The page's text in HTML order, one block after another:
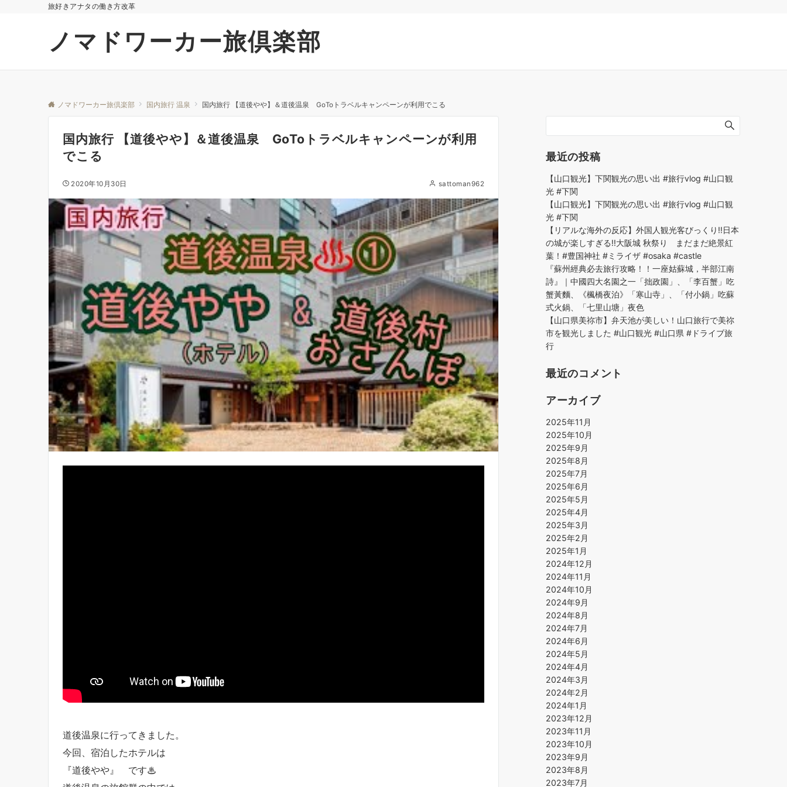
旅好きアナタの働き方改革
ノマドワーカー旅倶楽部
ノマドワーカー旅倶楽部 国内旅行 温泉 国内旅行 【道後やや】＆道後温泉 GoToトラベルキャンペーンが利用でこる
国内旅行 【道後やや】＆道後温泉 GoToトラベルキャンペーンが利用
でこる
2020年10月30日 sattoman962
道後温泉に行ってきました。
今回、宿泊したホテルは
『道後やや』 です♨
最近の投稿
【山口観光】下関観光の思い出 #旅行vlog #山口観
光 #下関
【山口観光】下関観光の思い出 #旅行vlog #山口観
光 #下関
【リアルな海外の反応】外国人観光客びっくり!!日本
の城が楽しすぎる!!大阪城 秋祭り まだまだ絶景紅
葉！#豊国神社 #ミライザ #osaka #castle
『蘇州經典必去旅行攻略！！一座姑蘇城，半部江南
詩』｜中國四大名園之一「拙政園」、「李百蟹」吃
蟹黃麵、《楓橋夜泊》「寒山寺」、「付小鍋」吃蘇
式火鍋、「七里山塘」夜色
【山口県美祢市】弁天池が美しい！山口旅行で美祢
市を観光しました #山口観光 #山口県 #ドライブ旅
行
最近のコメント
アーカイブ
2025年11月
2025年10月
2025年9月
2025年8月
2025年7月
2025年6月
2025年5月
2025年4月
2025年3月
2025年2月
2025年1月
2024年12月
2024年11月
2024年10月
2024年9月
2024年8月
2024年7月
2024年6月
2024年5月
2024年4月
2024年3月
2024年2月
2024年1月
2023年12月
2023年11月
2023年10月
2023年9月
2023年8月
2023年7月